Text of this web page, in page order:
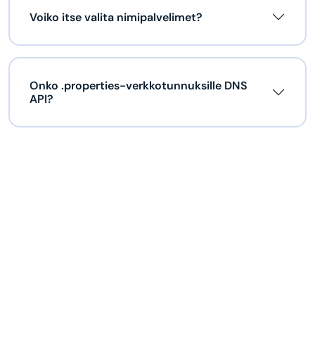
Voiko itse valita nimipalvelimet?
Onko .properties-verkkotunnuksille DNS
API?